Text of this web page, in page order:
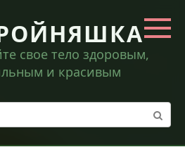
свое тело здоровым,
и красивым